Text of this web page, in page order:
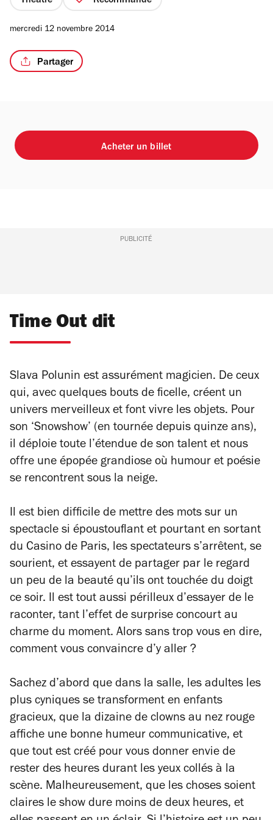
mercredi 12 novembre 2014
Partager
Acheter un billet
PUBLICITÉ
Time Out dit
Slava Polunin est assurément magicien. De ceux
qui, avec quelques bouts de ficelle, créent un
univers merveilleux et font vivre les objets. Pour
son ‘Snowshow’ (en tournée depuis quinze ans),
il déploie toute l’étendue de son talent et nous
offre une épopée grandiose où humour et poésie
se rencontrent sous la neige.
Il est bien difficile de mettre des mots sur un
spectacle si époustouflant et pourtant en sortant
du Casino de Paris, les spectateurs s’arrêtent, se
sourient, et essayent de partager par le regard
un peu de la beauté qu’ils ont touchée du doigt
ce soir. Il est tout aussi périlleux d’essayer de le
raconter, tant l’effet de surprise concourt au
charme du moment. Alors sans trop vous en dire,
comment vous convaincre d’y aller ?
Sachez d’abord que dans la salle, les adultes les
plus cyniques se transforment en enfants
gracieux, que la dizaine de clowns au nez rouge
affiche une bonne humeur communicative, et
que tout est créé pour vous donner envie de
rester des heures durant les yeux collés à la
scène. Malheureusement, que les choses soient
claires le show dure moins de deux heures, et